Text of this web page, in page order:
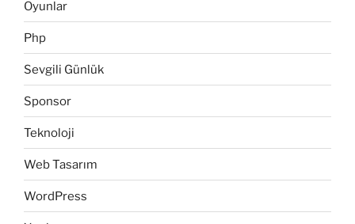
Oyunlar
Php
Sevgili Günlük
Sponsor
Teknoloji
Web Tasarım
WordPress